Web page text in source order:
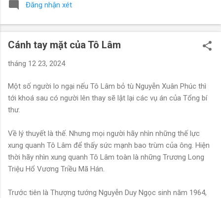
Đăng nhận xét
Cánh tay mặt của Tô Lâm
tháng 12 23, 2024
Một số người lo ngại nếu Tô Lâm bỏ tù Nguyễn Xuân Phúc thì
tới khoá sau có người lên thay sẽ lật lại các vụ án của Tổng bí
thư.
Về lý thuyết là thế. Nhưng mọi người hãy nhìn những thế lực
xung quanh Tô Lâm để thấy sức mạnh bao trùm của ông. Hiện
thời hãy nhìn xung quanh Tô Lâm toàn là những Trương Long
Triệu Hổ Vương Triều Mã Hán.
Trước tiên là Thượng tướng Nguyễn Duy Ngọc sinh năm 1964,